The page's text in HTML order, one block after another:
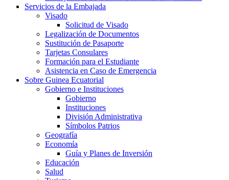
Servicios de la Embajada
Visado
Solicitud de Visado
Legalización de Documentos
Sustitución de Pasaporte
Tarjetas Consulares
Formación para el Estudiante
Asistencia en Caso de Emergencia
Sobre Guinea Ecuatorial
Gobierno e Instituciones
Gobierno
Instituciones
División Administrativa
Símbolos Patrios
Geografía
Economía
Guía y Planes de Inversión
Educación
Salud